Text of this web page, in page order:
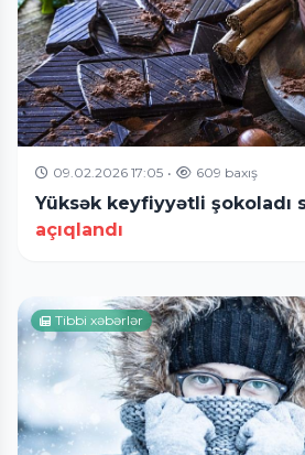
09.02.2026 17:05 • 609 baxış
Yüksək keyfiyyətli şokoladı
açıqlandı
Tibbi xəbərlər